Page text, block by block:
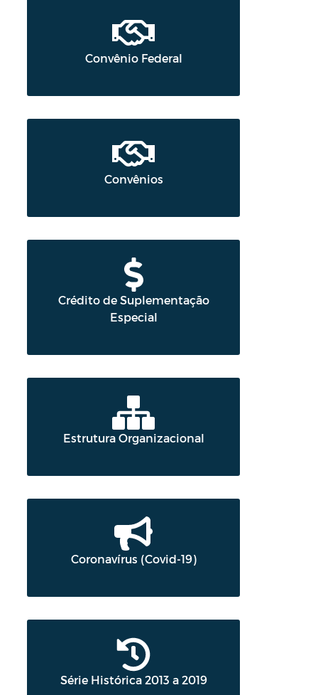
Convênio Federal
Convênios
Crédito de Suplementação
Especial
Estrutura Organizacional
Coronavírus (Covid-19)
Série Histórica 2013 a 2019